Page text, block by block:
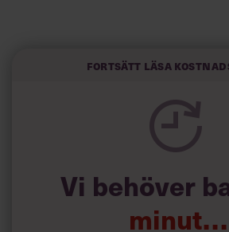
”Jag ältar inte problem, jag löser
Fortsätt läsa
Vi behöver
minut…